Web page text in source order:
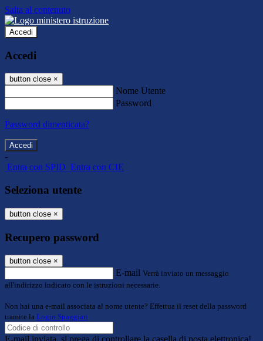
Salta al contenuto
Accedi
Accedi
button close ×
Nome Utente
Password
Password dimenticata?
-
Entra con SPID Entra con CIE
Seleziona utente
button close ×
Recupero password
button close ×
E-mail Verrà inviato un messaggio
all'indirizzo indicato con le istruzioni necessarie.
Non hai una e-mail associata al nome utente? Effettua il reset della password
tramite la Login Spaggiari